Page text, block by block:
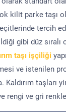
kilit parke taşı
tercih
gibi düz sıralı
taşı işçiliği
ve istenilen
taşları
rengi ve gri